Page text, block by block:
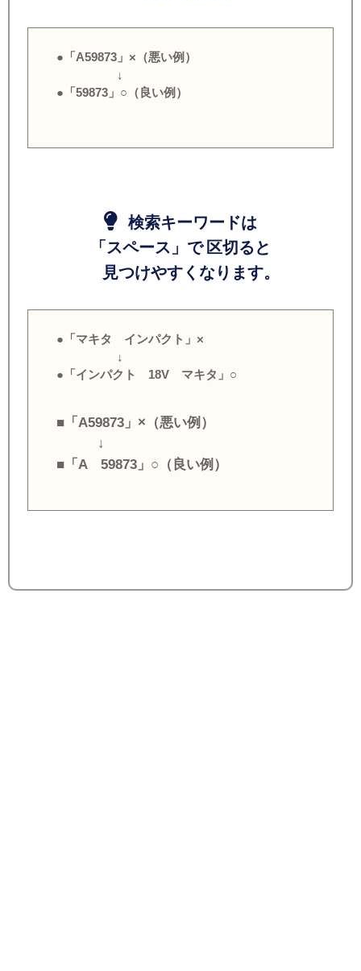
●「A59873」×（悪い例）
↓
●「59873」○（良い例）
検索キーワードは
「スペース」で 区切ると
見つけやすくなります。
●「マキタ インパクト」×
↓
●「インパクト 18V マキタ」○
■「A59873」×（悪い例）
↓
■「A 59873」○（良い例）